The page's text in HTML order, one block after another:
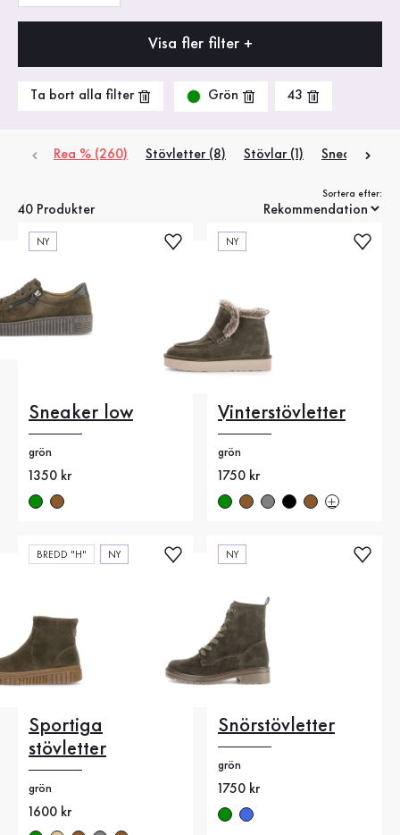
Visa fler filter +
Ta bort alla filter Grön 43
Rea % (260) Stövletter (8) Stövlar (1) Sneakers
40 Produkter
Sortera efter:
NY
Sneaker low
grön
Nytt pris
1350 kr
NY
Vinterstövletter
grön
Nytt pris
1750 kr
BREDD "H" NY
Sportiga
stövletter
grön
Nytt pris
1600 kr
NY
Snörstövletter
grön
Nytt pris
1750 kr